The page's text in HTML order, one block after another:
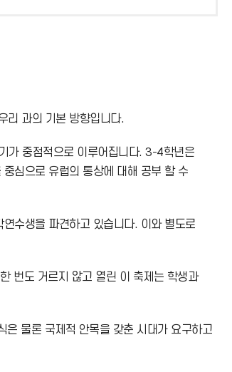
리 과의 기본 방향입니다.
가 중점적으로 이루어집니다. 3-4학년은
심으로 유럽의 통상에 대해 공부 할 수
수생을 파견하고 있습니다. 이와 별도로
번도 거르지 않고 열린 이 축제는 학생과
은 물론 국제적 안목을 갖춘 시대가 요구하고